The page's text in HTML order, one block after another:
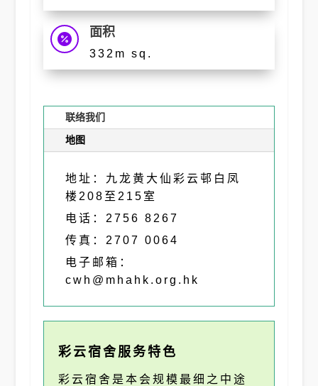
 面积
332m sq.
联络我们
地图
地址：九龙黄大仙彩云邨白凤
楼208至215室
电话：2756 8267
传真：2707 0064
电子邮箱：
cwh@mhahk.org.hk
彩云宿舍服务特色
彩云宿舍是本会规模最细之中途